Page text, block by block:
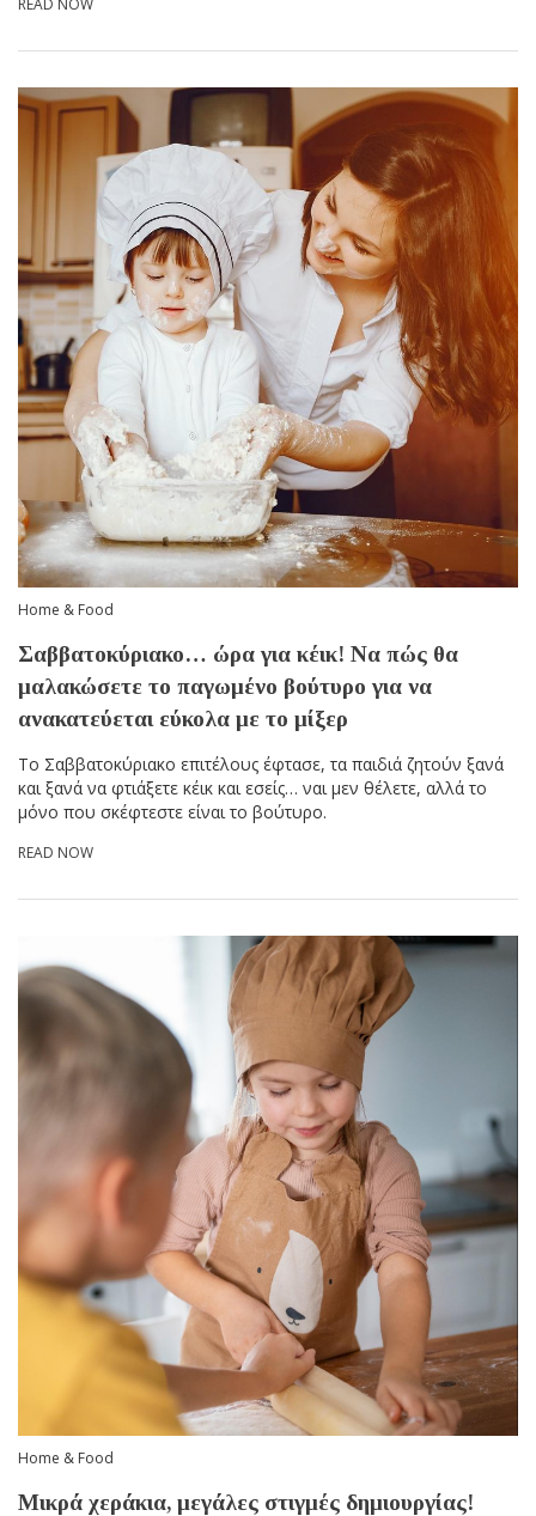
Home & Food
Σαββατοκύριακο… ώρα για κέικ! Να πώς θα
μαλακώσετε το παγωμένο βούτυρο για να
ανακατεύεται εύκολα με το μίξερ
Το Σαββατοκύριακο επιτέλους έφτασε, τα παιδιά ζητούν ξανά
και ξανά να φτιάξετε κέικ και εσείς… ναι μεν θέλετε, αλλά το
μόνο που σκέφτεστε είναι το βούτυρο.
READ NOW
Home & Food
Μικρά χεράκια, μεγάλες στιγμές δημιουργίας!